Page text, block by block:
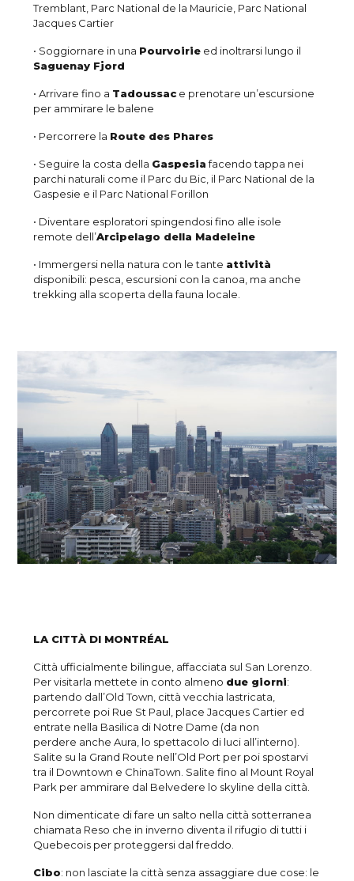
Tremblant, Parc National de la Mauricie, Parc National
Jacques Cartier
• Soggiornare in una Pourvoirie ed inoltrarsi lungo il
Saguenay Fjord
• Arrivare fino a Tadoussace prenotare un’escursione
per ammirare le balene
• Percorrere la Route des Phares
• Seguire la costa della Gaspesiafacendo tappa nei
parchi naturali come il Parc du Bic, il Parc National de la
Gaspesie e il Parc National Forillon
• Diventare esploratori spingendosi fino alle isole
remote dell’Arcipelago della Madeleine
• Immergersi nella natura con le tante attività
disponibili: pesca, escursioni con la canoa, ma anche
trekking alla scoperta della fauna locale.
LA CITTÀ DI MONTRÉAL
Città ufficialmente bilingue, affacciata sul San Lorenzo.
Per visitarla mettete in conto almeno due giorni:
partendo dall’Old Town, città vecchia lastricata,
percorrete poi Rue St Paul, place Jacques Cartier ed
entrate nella Basilica di Notre Dame (da non
perdere anche Aura, lo spettacolo di luci all’interno).
Salite su la Grand Route nell’Old Port per poi spostarvi
tra il Downtown e ChinaTown. Salite fino al Mount Royal
Park per ammirare dal Belvedere lo skyline della città.
Non dimenticate di fare un salto nella città sotterranea
chiamata Reso che in inverno diventa il rifugio di tutti i
Quebecois per proteggersi dal freddo.
Cibo: non lasciate la città senza assaggiare due cose: le